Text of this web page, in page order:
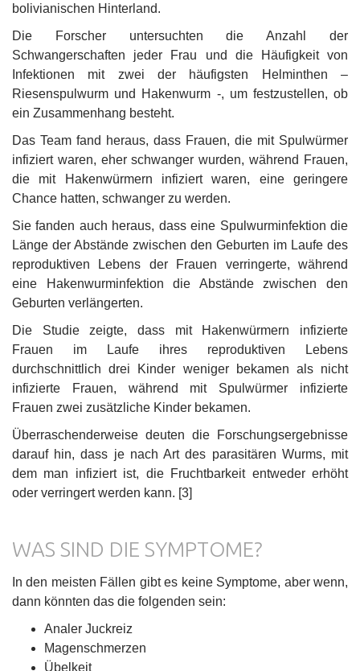
bolivianischen Hinterland.
Die Forscher untersuchten die Anzahl der
Schwangerschaften jeder Frau und die Häufigkeit von
Infektionen mit zwei der häufigsten Helminthen –
Riesenspulwurm und Hakenwurm -, um festzustellen, ob
ein Zusammenhang besteht.
Das Team fand heraus, dass Frauen, die mit Spulwürmer
infiziert waren, eher schwanger wurden, während Frauen,
die mit Hakenwürmern infiziert waren, eine geringere
Chance hatten, schwanger zu werden.
Sie fanden auch heraus, dass eine Spulwurminfektion die
Länge der Abstände zwischen den Geburten im Laufe des
reproduktiven Lebens der Frauen verringerte, während
eine Hakenwurminfektion die Abstände zwischen den
Geburten verlängerten.
Die Studie zeigte, dass mit Hakenwürmern infizierte
Frauen im Laufe ihres reproduktiven Lebens
durchschnittlich drei Kinder weniger bekamen als nicht
infizierte Frauen, während mit Spulwürmer infizierte
Frauen zwei zusätzliche Kinder bekamen.
Überraschenderweise deuten die Forschungsergebnisse
darauf hin, dass je nach Art des parasitären Wurms, mit
dem man infiziert ist, die Fruchtbarkeit entweder erhöht
oder verringert werden kann. [3]
WAS SIND DIE SYMPTOME?
In den meisten Fällen gibt es keine Symptome, aber wenn,
dann könnten das die folgenden sein:
Analer Juckreiz
Magenschmerzen
Übelkeit